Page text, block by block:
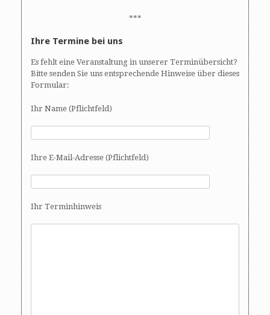
***
Ihre Termine bei uns
Es fehlt eine Veranstaltung in unserer Terminübersicht?
Bitte senden Sie uns entsprechende Hinweise über dieses
Formular:
Ihr Name (Pflichtfeld)
Ihre E-Mail-Adresse (Pflichtfeld)
Ihr Terminhinweis